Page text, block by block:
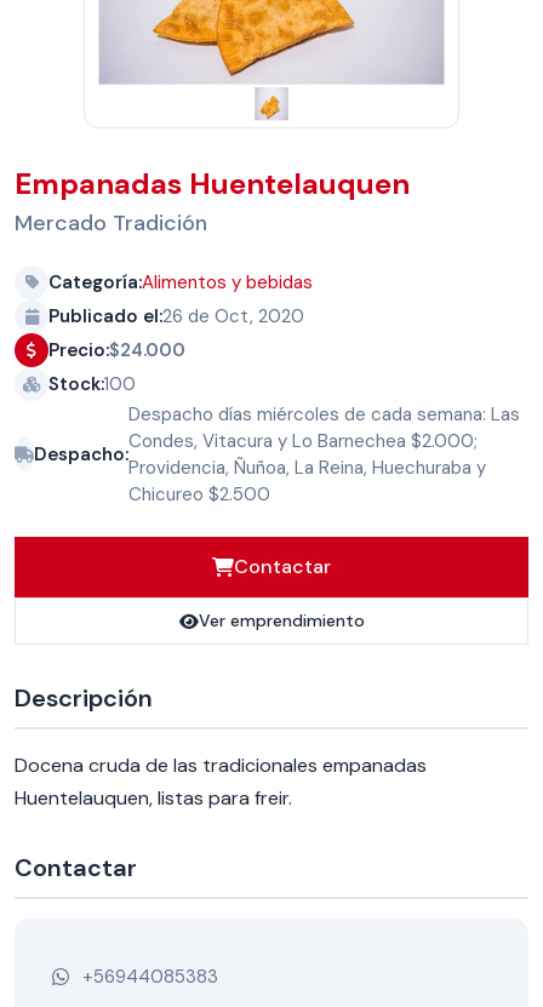
Empanadas Huentelauquen
Mercado Tradición
Categoría:Alimentos y bebidas
Publicado el:26 de Oct, 2020
Precio:$24.000
Stock:100
Despacho:
Despacho días miércoles de cada semana: Las
Condes, Vitacura y Lo Barnechea $2.000;
Providencia, Ñuñoa, La Reina, Huechuraba y
Chicureo $2.500
Contactar
Ver emprendimiento
Descripción
Docena cruda de las tradicionales empanadas
Huentelauquen, listas para freir.
Contactar
+56944085383